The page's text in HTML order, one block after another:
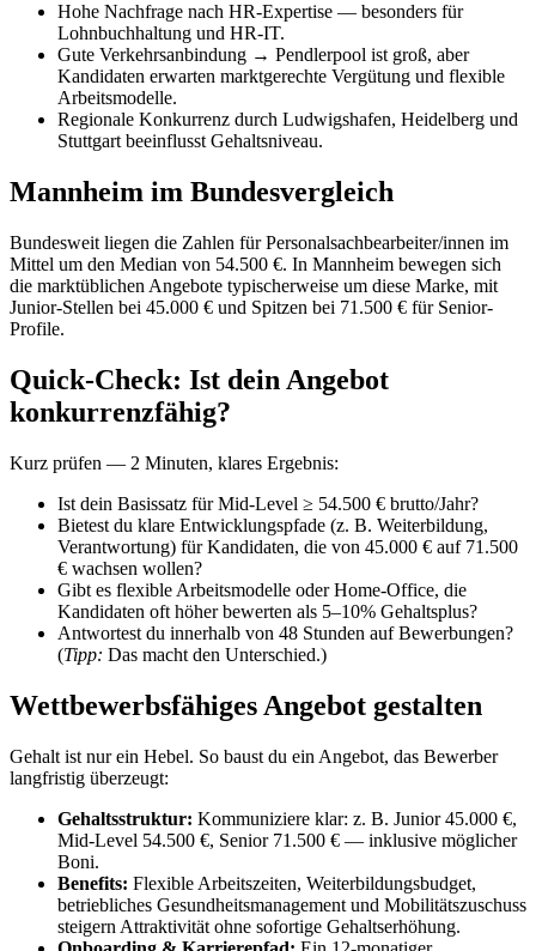
Hohe Nachfrage nach HR-Expertise — besonders für
Lohnbuchhaltung und HR-IT.
Gute Verkehrsanbindung → Pendlerpool ist groß, aber
Kandidaten erwarten marktgerechte Vergütung und flexible
Arbeitsmodelle.
Regionale Konkurrenz durch Ludwigshafen, Heidelberg und
Stuttgart beeinflusst Gehaltsniveau.
Mannheim im Bundesvergleich
Bundesweit liegen die Zahlen für Personalsachbearbeiter/innen im
Mittel um den Median von 54.500 €. In Mannheim bewegen sich
die marktüblichen Angebote typischerweise um diese Marke, mit
Junior-Stellen bei 45.000 € und Spitzen bei 71.500 € für Senior-
Profile.
Quick-Check: Ist dein Angebot
konkurrenzfähig?
Kurz prüfen — 2 Minuten, klares Ergebnis:
Ist dein Basissatz für Mid-Level ≥ 54.500 € brutto/Jahr?
Bietest du klare Entwicklungspfade (z. B. Weiterbildung,
Verantwortung) für Kandidaten, die von 45.000 € auf 71.500
€ wachsen wollen?
Gibt es flexible Arbeitsmodelle oder Home-Office, die
Kandidaten oft höher bewerten als 5–10% Gehaltsplus?
Antwortest du innerhalb von 48 Stunden auf Bewerbungen?
(Tipp: Das macht den Unterschied.)
Wettbewerbsfähiges Angebot gestalten
Gehalt ist nur ein Hebel. So baust du ein Angebot, das Bewerber
langfristig überzeugt:
Gehaltsstruktur: Kommuniziere klar: z. B. Junior 45.000 €,
Mid-Level 54.500 €, Senior 71.500 € — inklusive möglicher
Boni.
Benefits: Flexible Arbeitszeiten, Weiterbildungsbudget,
betriebliches Gesundheitsmanagement und Mobilitätszuschuss
steigern Attraktivität ohne sofortige Gehaltserhöhung.